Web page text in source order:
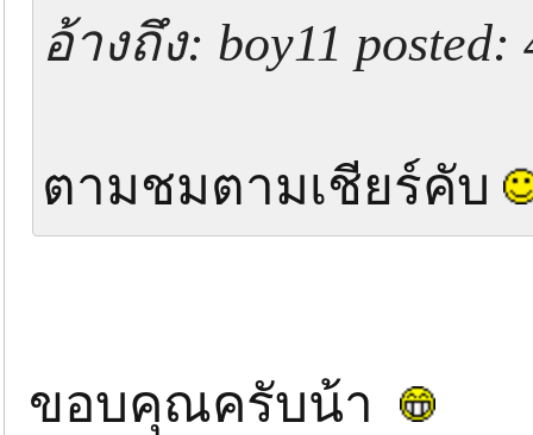
อ้างถึง: boy11
ตามชมตามเชียร์คับ
ขอบคุณครับน้า